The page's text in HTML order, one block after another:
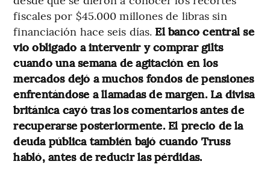
fiscales por $45.000 millones de libras sin
financiación hace seis días. El banco central se
vio obligado a intervenir y comprar gilts
cuando una semana de agitación en los
mercados dejó a muchos fondos de pensiones
enfrentándose a llamadas de margen. La divisa
británica cayó tras los comentarios antes de
recuperarse posteriormente. El precio de la
deuda pública también bajó cuando Truss
habló, antes de reducir las pérdidas.